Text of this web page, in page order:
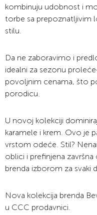
kombinuju udobnost i
torbe sa prepoznatljivim
stilu.
Da ne zaboravimo i
idealni za sezonu
povoljnim cenama, što
porodicu.
U novoj kolekciji
karamele i krem. Ovo je
vrstom odeće. Stil?
oblici i prefinjena
brenda izborom za svaki
Nova kolekcija brenda
u CCC prodavnici.